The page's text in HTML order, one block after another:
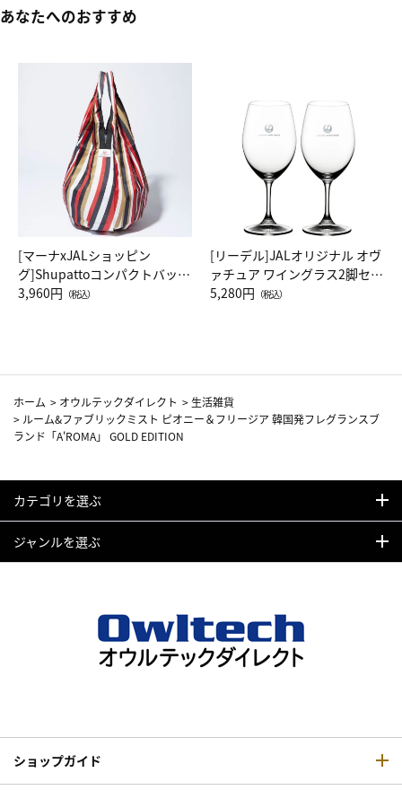
あなたへのおすすめ
[マーナxJALショッピン
グ]Shupattoコンパクトバッグ
Drop JAL客室乗務員（LC）ス
3,960円 （税込）
[リーデル]JALオリジナル オヴ
ァチュア ワイングラス2脚セッ
ト（レッドワイン）
5,280円 （税込）
ホーム > オウルテックダイレクト > 生活雑貨
> ルーム&ファブリックミスト ピオニー＆フリージア 韓国発フレグランスブ
ランド「A'ROMA」 GOLD EDITION
カテゴリを選ぶ
ジャンルを選ぶ
ショップガイド